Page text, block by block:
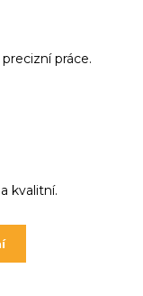
práce.
kvalitní.